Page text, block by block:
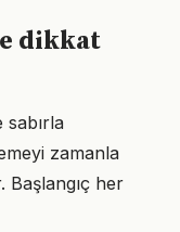
dikkat
zamanla
her